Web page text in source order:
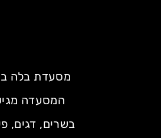
מסעדת בלה
המסעדה
בשרים, דגים,